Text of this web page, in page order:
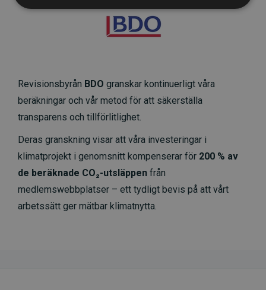
Revisionsbyrån BDO granskar kontinuerligt våra
beräkningar och vår metod för att säkerställa
transparens och tillförlitlighet.
Deras granskning visar att våra investeringar i
klimatprojekt i genomsnitt kompenserar för 200 % av
de beräknade CO₂-utsläppen från
medlemswebbplatser – ett tydligt bevis på att vårt
arbetssätt ger mätbar klimatnytta.